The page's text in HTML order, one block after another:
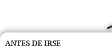
ANTES DE IRSE